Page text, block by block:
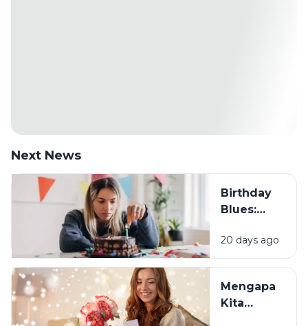
Next News
Birthday
Blues:
Sebagian
Orang
Merasa
Sedih Saat
20 days ago
Mengapa
Kita